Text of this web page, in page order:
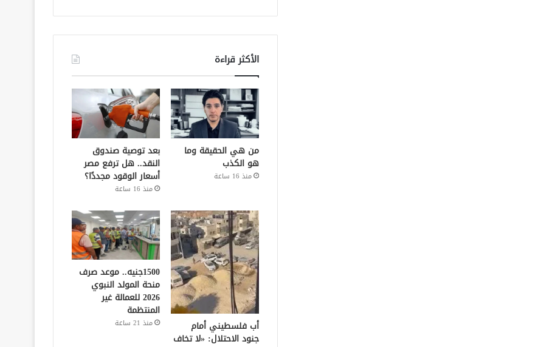
الأكثر قراءة
من هي الحقيقة وما
هو الكذب
منذ 16 ساعة
بعد توصية صندوق
النقد.. هل ترفع مصر
أسعار الوقود مجددًا؟
منذ 16 ساعة
أب فلسطيني أمام
جنود الاحتلال: «لا تخاف
1500جنيه.. موعد صرف
منحة المولد النبوي
2026 للعمالة غير
المنتظمة
منذ 21 ساعة